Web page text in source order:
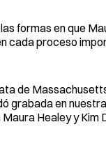
formas en que
cada proceso
de
grabada en
Healey y